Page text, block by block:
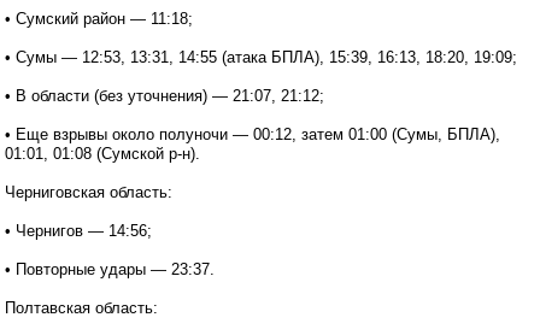
• Сумский район — 11:18;
• Сумы — 12:53, 13:31, 14:55 (атака БПЛА), 15:39, 16:13, 18:20, 19:09;
• В области (без уточнения) — 21:07, 21:12;
• Еще взрывы около полуночи — 00:12, затем 01:00 (Сумы, БПЛА),
01:01, 01:08 (Сумской р-н).
Черниговская область:
• Чернигов — 14:56;
• Повторные удары — 23:37.
Полтавская область: